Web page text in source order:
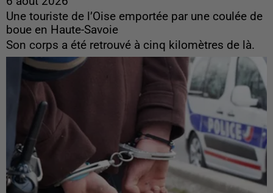
Une touriste de l’Oise emportée par une coulée de
boue en Haute-Savoie
Son corps a été retrouvé à cinq kilomètres de là.